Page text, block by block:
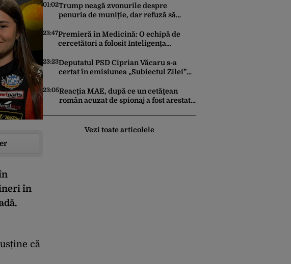
în
că
oficial, terorist ISIS
01:02Trump neagă zvonurile despre
penuria de muniție, dar refuză să
nevoie de rachete”
23:47Premieră în Medicină: O echipă de
cercetători a folosit Inteligența
virusuri sintetice la tratarea de E.coli
23:23Deputatul PSD Ciprian Văcaru s-a
certat în emisiunea „Subiectul Zilei”
deficitul fiind motivul scandalului
23:05Reacția MAE, după ce un cetăţean
român acuzat de spionaj a fost arestat
producător de drone
Vezi toate articolele